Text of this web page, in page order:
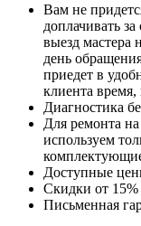
Вам не
доплачивать
выезд мастера
день
приедет в
клиента
Диагностика
Для ремонта
используем
Доступные
Скидки от 15%
Письменная